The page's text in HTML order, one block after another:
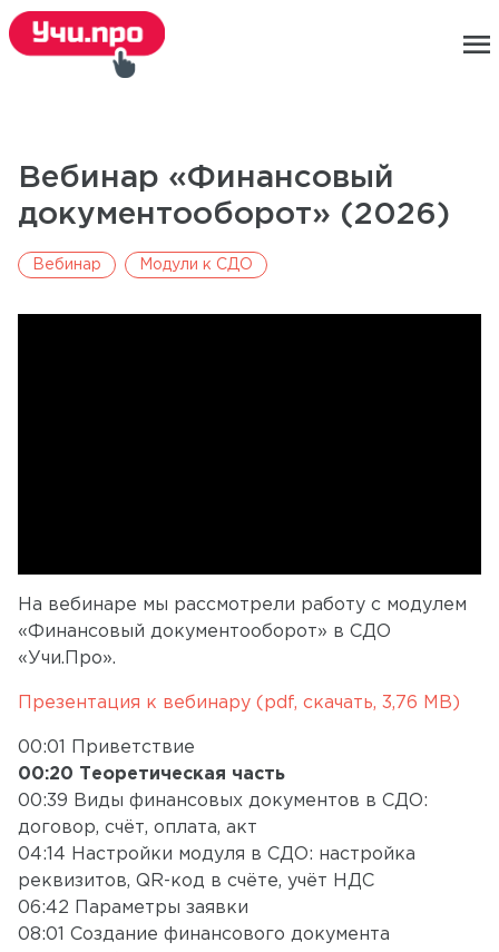
menu
Вебинар «Финансовый
документооборот» (2026)
Вебинар Модули к СДО
На вебинаре мы рассмотрели работу с модулем
«Финансовый документооборот» в СДО
«Учи.Про».
Презентация к вебинару (pdf, скачать, 3,76 MB)
00:01 Приветствие
00:20 Теоретическая часть
00:39 Виды финансовых документов в СДО:
договор, счёт, оплата, акт
04:14 Настройки модуля в СДО: настройка
реквизитов, QR-код в счёте, учёт НДС
06:42 Параметры заявки
08:01 Создание финансового документа